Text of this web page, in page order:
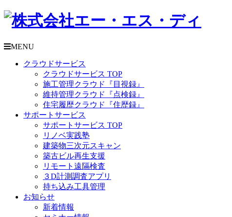
MENU
クラウドサービス
クラウドサービス TOP
施工管理クラウド『目視録』
維持管理クラウド『点検録』
住宅履歴クラウド『住歴録』
サポートサービス
サポートサービス TOP
リノベ実践塾
建築物三次元スキャン
築古ビル再生支援
リモート遠隔検査
３D計測調査アプリ
持ち込み工具管理
お知らせ
新着情報